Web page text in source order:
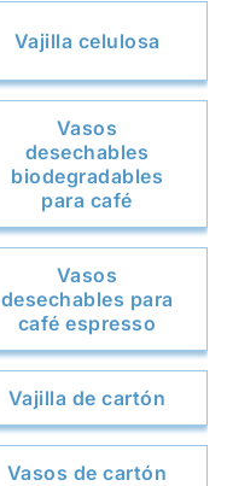
Vajilla celulosa
Vasos
desechables
biodegradables
para café
Vasos
desechables para
café espresso
Vajilla de cartón
Vasos de cartón